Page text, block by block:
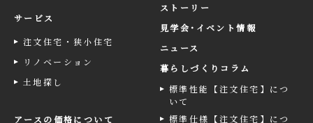
サービス
注文住宅・狭小住宅
リノベーション
土地探し
アースの価格について
ストーリー
見学会･イベント情報
ニュース
暮らしづくりコラム
標準性能【注文住宅】につ
いて
標準仕様【注文住宅】につ